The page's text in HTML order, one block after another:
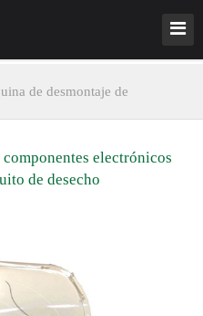
de desmontaje de
electrónicos
de desecho